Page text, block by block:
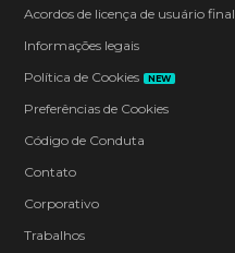
Acordos de licença de usuário final
Informações legais
Política de Cookies
NEW
Preferências de Cookies
Código de Conduta
Contato
Corporativo
Trabalhos